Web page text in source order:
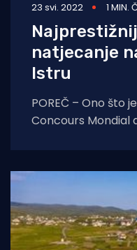
23 svi. 2022 1 MIN.
natjecanje
Istru
POREČ – Ono što
Concours Mondial